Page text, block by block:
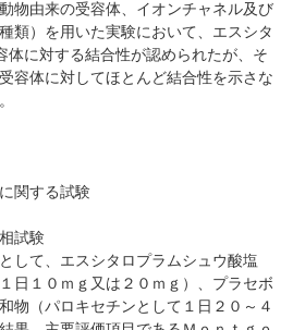
物由来の受容体、イオンチャネル及び
類）を用いた実験において、エスシタ
体に対する結合性が認められたが、そ
容体に対してほとんど結合性を示さな
関する試験
試験
して、エスシタロプラムシュウ酸塩
日１０ｍｇ又は２０ｍｇ）、プラセボ
物（パロキセチンとして１日２０～４